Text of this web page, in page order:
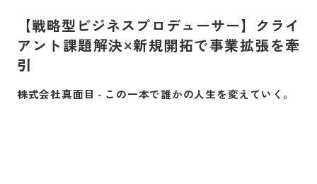
【戦略型ビジネスプロデューサー】クライ
アント課題解決×新規開拓で事業拡張を牽
引
株式会社真面目 - この一本で誰かの人生を変えていく。